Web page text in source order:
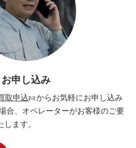
お申し込み
取申込
からお気軽にお申し込み
合、オペレーターがお客様のご要
ます。